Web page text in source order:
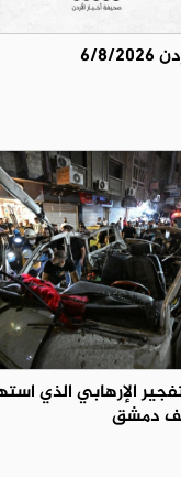
الإرهابي الذي
دمشق